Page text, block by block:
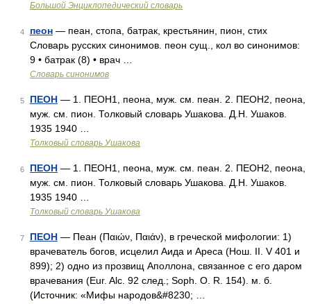
Большой Энциклопедический словарь
4 пеон — пеан, стопа, батрак, крестьянин, пион, стих
Словарь русских синонимов. пеон сущ., кол во синонимов:
9 • батрак (8) • врач …
Словарь синонимов
5 ПЕОН — 1. ПЕОН1, пеона, муж. см. пеан. 2. ПЕОН2, пеона,
муж. см. пион. Толковый словарь Ушакова. Д.Н. Ушаков.
1935 1940 …
Толковый словарь Ушакова
6 ПЕОН — 1. ПЕОН1, пеона, муж. см. пеан. 2. ПЕОН2, пеона,
муж. см. пион. Толковый словарь Ушакова. Д.Н. Ушаков.
1935 1940 …
Толковый словарь Ушакова
7 ПЕОН — Пеан (Παιών, Παιάν), в греческой мифологии: 1)
врачеватель богов, исцелил Аида и Ареса (Нош. II. V 401 и
899); 2) одно из прозвищ Аполлона, связанное с его даром
врачевания (Eur. Alс. 92 след.; Soph. О. R. 154). м. б.
(Источник: «Мифы народов&#8230; …